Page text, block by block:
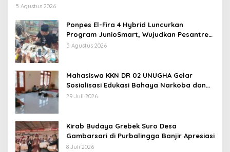
Majenang Produksi Konten Medsos
5 Agustus 2026
Ponpes El-Fira 4 Hybrid Luncurkan
Program JunioSmart, Wujudkan Pesantren
Digital
5 Agustus 2026
Mahasiswa KKN DR 02 UNUGHA Gelar
Sosialisasi Edukasi Bahaya Narkoba dan
Tanggap Ular di Masjid Fathurrahman
29 Juli 2026
Kirab Budaya Grebek Suro Desa
Gambarsari di Purbalingga Banjir Apresiasi
8 Juli 2026